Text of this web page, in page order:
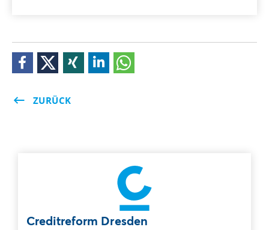
ZURÜCK
Creditreform Dresden